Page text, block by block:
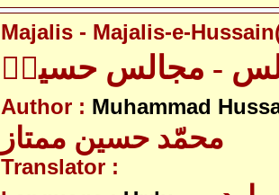
Majalis - Majalis-e-
- مجالس حسینؑ
Author : Muhammad
محمّد حسین ممتاز
Translator :